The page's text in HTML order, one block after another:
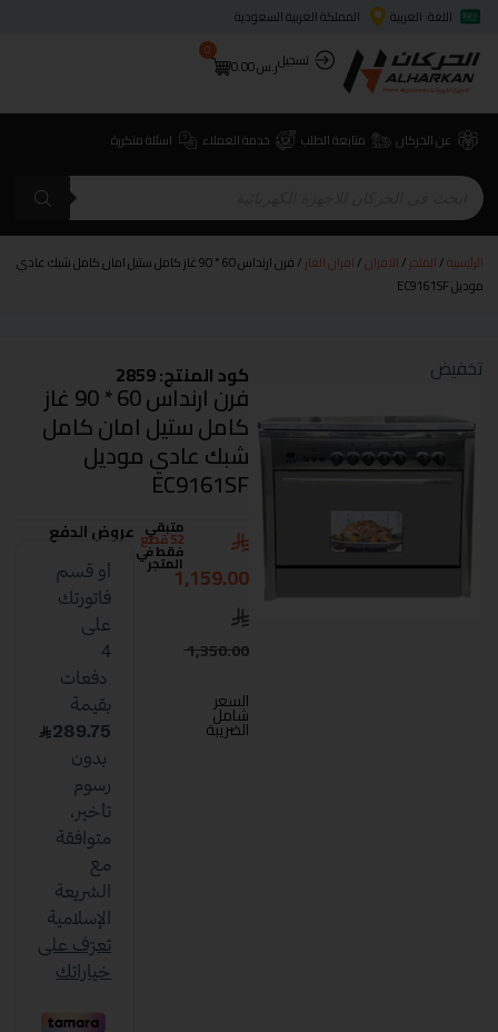
اللغة: العربية
المملكة العربية السعودية
تسجيلر.س0.00
0
عن الحركان متابعة الطلب خدمة العملاء اسئلة متكررة
الرئيسية/المتجر/الافران/افران الغاز
/ فرن ارنداس 60 * 90 غاز كامل ستيل امان كامل شبك عادي
موديل EC9161SF
تخفيض كود المنتج: 2859
فرن ارنداس 60 * 90 غاز
كامل ستيل امان كامل
شبك عادي موديل
EC9161SF
1,350.00
1,159.00
السعر
شامل
الضريبة
متبقي
52 قطع
فقط في
المتجر
عروض الدفع